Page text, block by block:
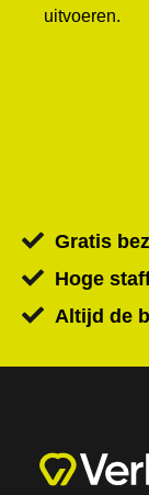
uitvoeren.
Gratis
Hoge
Altijd de